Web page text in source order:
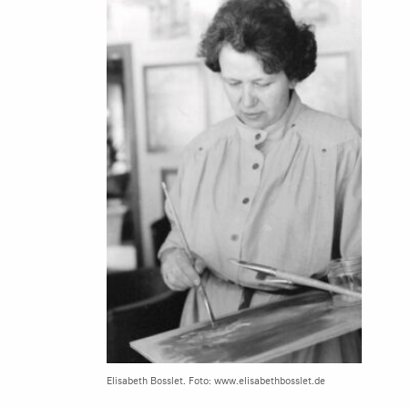
Elisabeth Bosslet. Foto: www.elisabethbosslet.de